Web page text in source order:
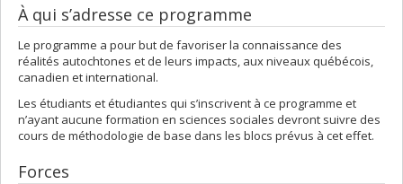
À qui s’adresse ce programme
Le programme a pour but de favoriser la connaissance des
réalités autochtones et de leurs impacts, aux niveaux québécois,
canadien et international.
Les étudiants et étudiantes qui s’inscrivent à ce programme et
n’ayant aucune formation en sciences sociales devront suivre des
cours de méthodologie de base dans les blocs prévus à cet effet.
Forces